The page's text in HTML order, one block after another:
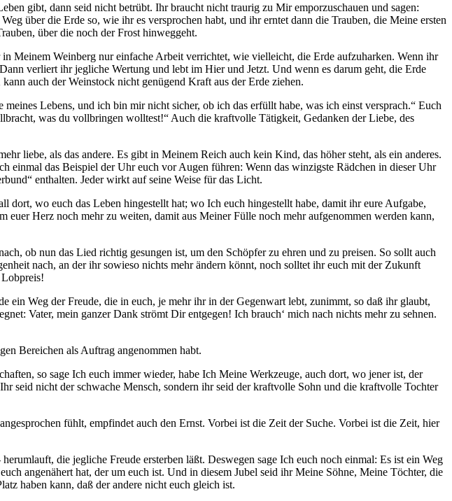
gibt, dann seid nicht betrübt. Ihr braucht nicht traurig zu Mir emporzuschauen und sagen:
über die Erde so, wie ihr es versprochen habt, und ihr erntet dann die Trauben, die Meine ersten
über die noch der Frost hinweggeht.
Meinem Weinberg nur einfache Arbeit verrichtet, wie vielleicht, die Erde aufzuharken. Wenn ihr
verliert ihr jegliche Wertung und lebt im Hier und Jetzt. Und wenn es darum geht, die Erde
auch der Weinstock nicht genügend Kraft aus der Erde ziehen.
Lebens, und ich bin mir nicht sicher, ob ich das erfüllt habe, was ich einst versprach.“ Euch
was du vollbringen wolltest!“ Auch die kraftvolle Tätigkeit, Gedanken der Liebe, des
liebe, als das andere. Es gibt in Meinem Reich auch kein Kind, das höher steht, als ein anderes.
einmal das Beispiel der Uhr euch vor Augen führen: Wenn das winzigste Rädchen in dieser Uhr
enthalten. Jeder wirkt auf seine Weise für das Licht.
wo euch das Leben hingestellt hat; wo Ich euch hingestellt habe, damit ihr eure Aufgabe,
Herz noch mehr zu weiten, damit aus Meiner Fülle noch mehr aufgenommen werden kann,
ob nun das Lied richtig gesungen ist, um den Schöpfer zu ehren und zu preisen. So sollt auch
nach, an der ihr sowieso nichts mehr ändern könnt, noch solltet ihr euch mit der Zukunft
ein Weg der Freude, die in euch, je mehr ihr in der Gegenwart lebt, zunimmt, so daß ihr glaubt,
Vater, mein ganzer Dank strömt Dir entgegen! Ich brauch‘ mich nach nichts mehr zu sehnen.
Bereichen als Auftrag angenommen habt.
so sage Ich euch immer wieder, habe Ich Meine Werkzeuge, auch dort, wo jener ist, der
nicht der schwache Mensch, sondern ihr seid der kraftvolle Sohn und die kraftvolle Tochter
fühlt, empfindet auch den Ernst. Vorbei ist die Zeit der Suche. Vorbei ist die Zeit, hier
die jegliche Freude ersterben läßt. Deswegen sage Ich euch noch einmal: Es ist ein Weg
angenähert hat, der um euch ist. Und in diesem Jubel seid ihr Meine Söhne, Meine Töchter, die
haben kann, daß der andere nicht euch gleich ist.